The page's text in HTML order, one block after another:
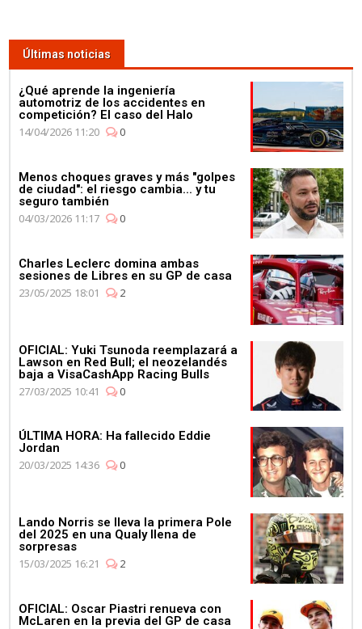
Últimas noticias
¿Qué aprende la ingeniería
automotriz de los accidentes en
competición? El caso del Halo
14/04/2026 11:20
0
Menos choques graves y más "golpes
de ciudad": el riesgo cambia... y tu
seguro también
04/03/2026 11:17
0
Charles Leclerc domina ambas
sesiones de Libres en su GP de casa
23/05/2025 18:01
2
OFICIAL: Yuki Tsunoda reemplazará a
Lawson en Red Bull; el neozelandés
baja a VisaCashApp Racing Bulls
27/03/2025 10:41
0
ÚLTIMA HORA: Ha fallecido Eddie
Jordan
20/03/2025 14:36
0
Lando Norris se lleva la primera Pole
del 2025 en una Qualy llena de
sorpresas
15/03/2025 16:21
2
OFICIAL: Oscar Piastri renueva con
McLaren en la previa del GP de casa